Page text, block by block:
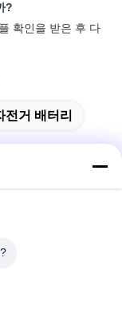
?
확인을 받은 후 다
전거 배터리